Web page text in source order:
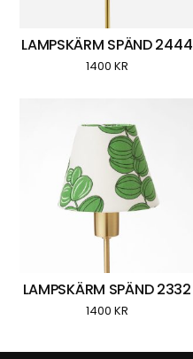
LAMPSKÄRM SPÄND 2444
1400 KR
LAMPSKÄRM SPÄND 2332
1400 KR